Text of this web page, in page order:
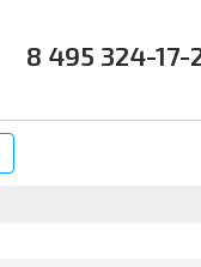
8 495 324-17-